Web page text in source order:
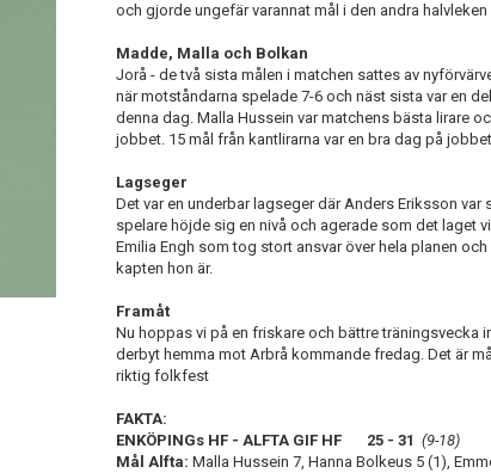
och gjorde ungefär varannat mål i den andra
Madde, Malla och Bolkan
Jorå - de två sista målen i matchen sattes av
när motståndarna spelade 7-6 och näst sista var en
denna dag. Malla Hussein var matchens bästa lirare
jobbet. 15 mål från kantlirarna var en bra dag på
Lagseger
Det var en underbar lagseger där Anders Eriksson
spelare höjde sig en nivå och agerade som det laget
Emilia Engh som tog stort ansvar över hela planen
kapten hon är.
Framåt
Nu hoppas vi på en friskare och bättre träningsvecka
derbyt hemma mot Arbrå kommande fredag. Det är
riktig folkfest
FAKTA:
ENKÖPINGs HF - ALFTA GIF HF 25 - 31 (9-18)
Mål Alfta: Malla Hussein 7, Hanna Bolkeus 5 (1),